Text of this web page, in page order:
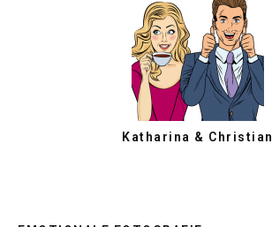
Katharina & Christian